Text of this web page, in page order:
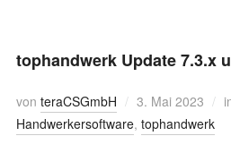
tophandwerk Update 7.3.x
von teraCSGmbH 3. Mai 2023
Handwerkersoftware, tophandwerk